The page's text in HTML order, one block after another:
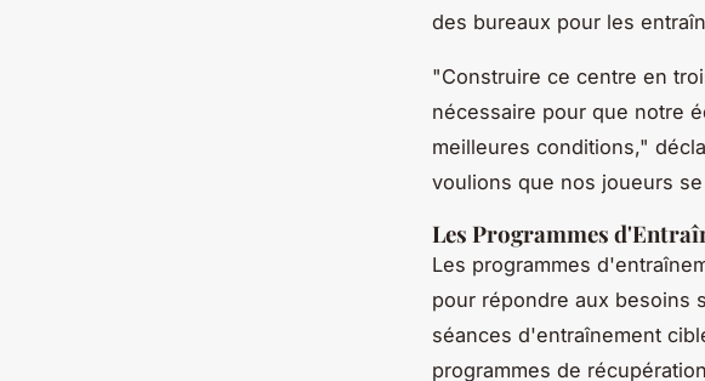
des bureaux pour les
"Construire ce centre en
nécessaire pour que notre
meilleures conditions,"
voulions que nos joueurs
Les Programmes
Les programmes
pour répondre aux besoins
séances d'entraînement
programmes de